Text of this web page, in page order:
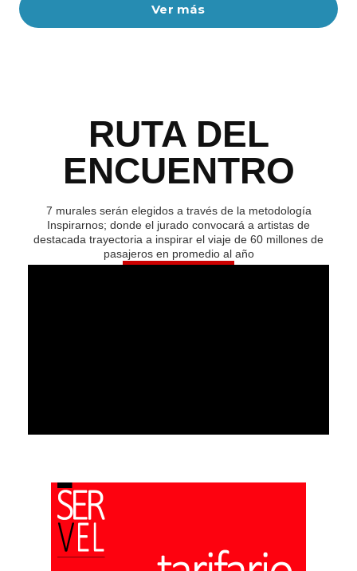
Ver más
RUTA DEL
ENCUENTRO
7 murales serán elegidos a través de la metodología
Inspirarnos; donde el jurado convocará a artistas de
destacada trayectoria a inspirar el viaje de 60 millones de
pasajeros en promedio al año